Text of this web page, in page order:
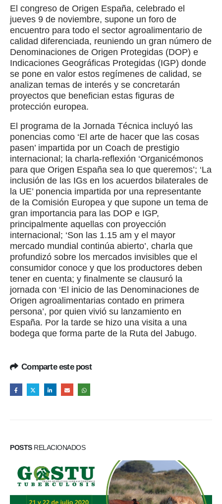
El congreso de Origen España, celebrado el
jueves 9 de noviembre, supone un foro de
encuentro para todo el sector agroalimentario de
calidad diferenciada, reuniendo un gran número de
Denominaciones de Origen Protegidas (DOP) e
Indicaciones Geográficas Protegidas (IGP) donde
se pone en valor estos regímenes de calidad, se
analizan temas de interés y se concretarán
proyectos que benefician estas figuras de
protección europea.
El programa de la Jornada Técnica incluyó las
ponencias como ‘El arte de hacer que las cosas
pasen’ impartida por un Coach de prestigio
internacional; la charla-reflexión ‘Organicémonos
para que Origen España sea lo que queremos’; ‘La
inclusión de las IGs en los acuerdos bilaterales de
la UE’ ponencia impartida por una representante
de la Comisión Europea y que supone un tema de
gran importancia para las DOP e IGP,
principalmente aquellas con proyección
internacional; ‘Son las 1.15 am y el mayor
mercado mundial continúa abierto’, charla que
profundizó sobre los mercados invisibles que el
consumidor conoce y que los productores deben
tener en cuenta; y finalmente se clausuró la
jornada con ‘El inicio de las Denominaciones de
Origen agroalimentarias contado en primera
persona’, por quien vivió su lanzamiento en
España. Por la tarde se hizo una visita a una
bodega que forma parte de la Ruta del Jabugo.
Comparte este post
POSTSRELACIONADOS